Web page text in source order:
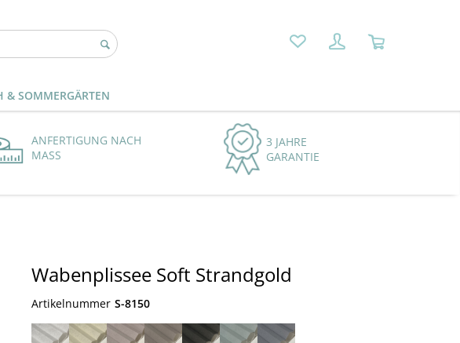
& SOMMERGÄRTEN
ANFERTIGUNG NACH
MASS
3 JAHRE
GARANTIE
Wabenplissee Soft Strandgold
Artikelnummer S-8150